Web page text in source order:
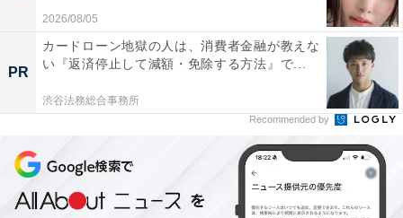
2026/08/05
PR
カードローン地獄の人は、消費者金融が教えな
い『返済停止して減額・免除する方法』で...
渋谷法務総合事務所
Recommended by